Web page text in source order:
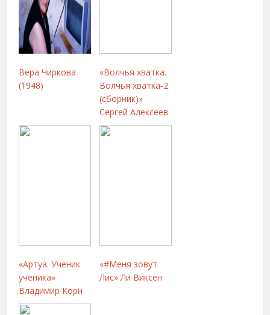
Вера Чиркова
(1948)
«Волчья хватка.
Волчья хватка‑2
(сборник)»
Сергей Алексеев
«Артуа. Ученик
ученика»
Владимир Корн
«#Меня зовут
Лис» Ли Виксен